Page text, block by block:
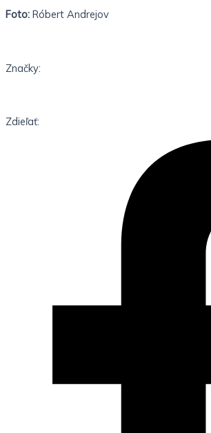
Foto: Róbert Andrejov
Značky:
Zdieľať: